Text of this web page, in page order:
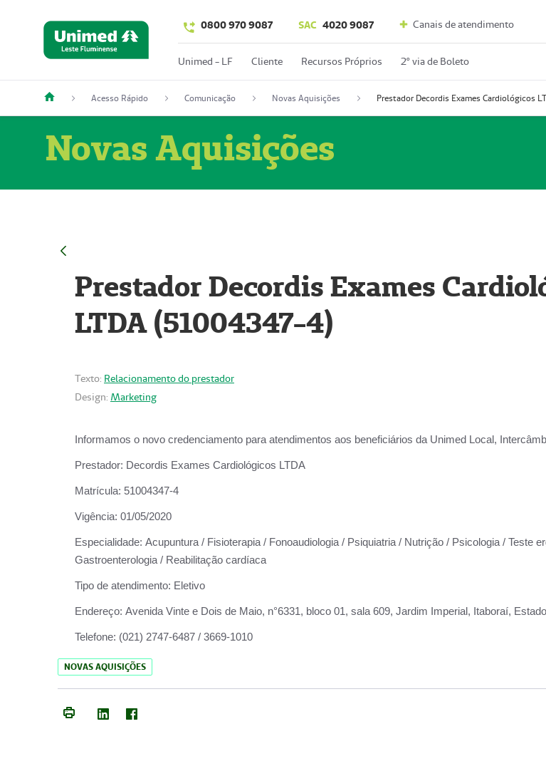
0800 970 9087 SAC 4020 9087 Canais de atendimento
Unimed - LF Cliente Recursos Próprios 2º via de Boleto
Acesso Rápido Comunicação Novas Aquisições
Novas Aquisições
Prestador Decordis Exames
LTDA (51004347-4)
Texto: Relacionamento do prestador
Design: Marketing
Informamos o novo credenciamento para atendimentos aos beneficiários da Unimed Local,
Prestador: Decordis Exames Cardiológicos LTDA
Matrícula: 51004347-4
Vigência: 01/05/2020
Especialidade: Acupuntura / Fisioterapia / Fonoaudiologia / Psiquiatria / Nutrição / Psicologia / Teste
Gastroenterologia / Reabilitação cardíaca
Tipo de atendimento: Eletivo
Endereço: Avenida Vinte e Dois de Maio, n°6331, bloco 01, sala 609, Jardim Imperial, Itaboraí,
Telefone: (021) 2747-6487 / 3669-1010
NOVAS AQUISIÇÕES